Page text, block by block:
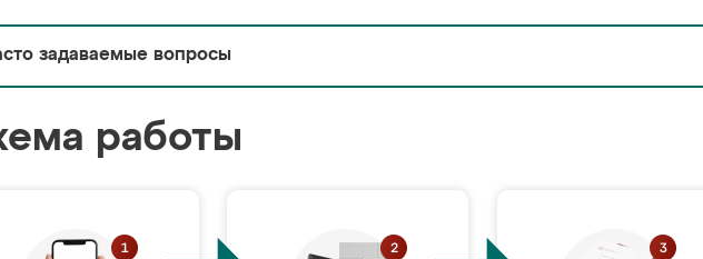
задаваемые вопросы
работы